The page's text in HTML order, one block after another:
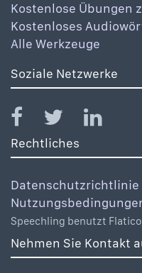
Kostenlose Übungen
Kostenloses
Alle Werkzeuge
Soziale Netzwerke
Rechtliches
Datenschutzrichtlinie
Speechling benutzt
Nehmen Sie Kontakt